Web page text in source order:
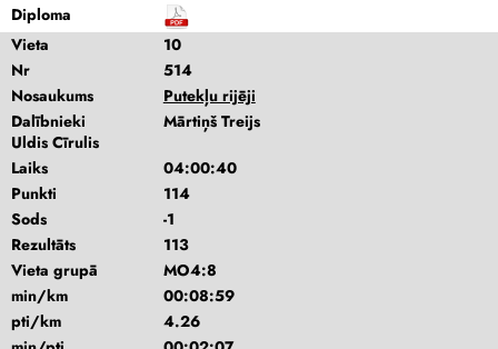
Diploma
Vieta
10
Nr
514
Nosaukums
Putekļu rijēji
Dalībnieki
Mārtiņš Treijs
Uldis Cīrulis
Laiks
04:00:40
Punkti
114
Sods
-1
Rezultāts
113
Vieta grupā
MO4:8
min/km
00:08:59
pti/km
4.26